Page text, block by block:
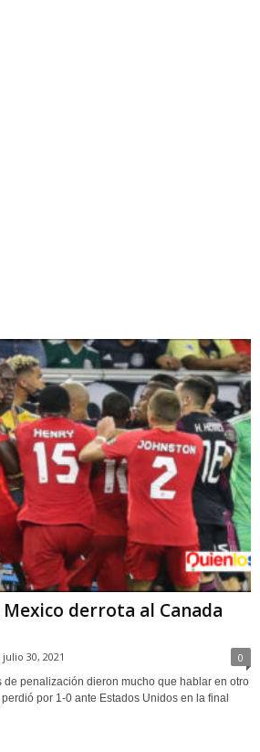
derrota al Canada
julio 30, 2021 0
de penalización dieron mucho que hablar en otro
por 1-0 ante Estados Unidos en la final